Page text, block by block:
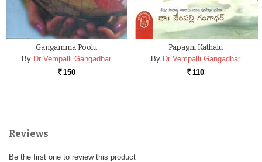
Gangamma Poolu
By Dr Vempalli Gangadhar
Rs. 150
Papagni Kathalu
By Dr Vempalli Gangadhar
Rs. 110
Reviews
Be the first one to review this product